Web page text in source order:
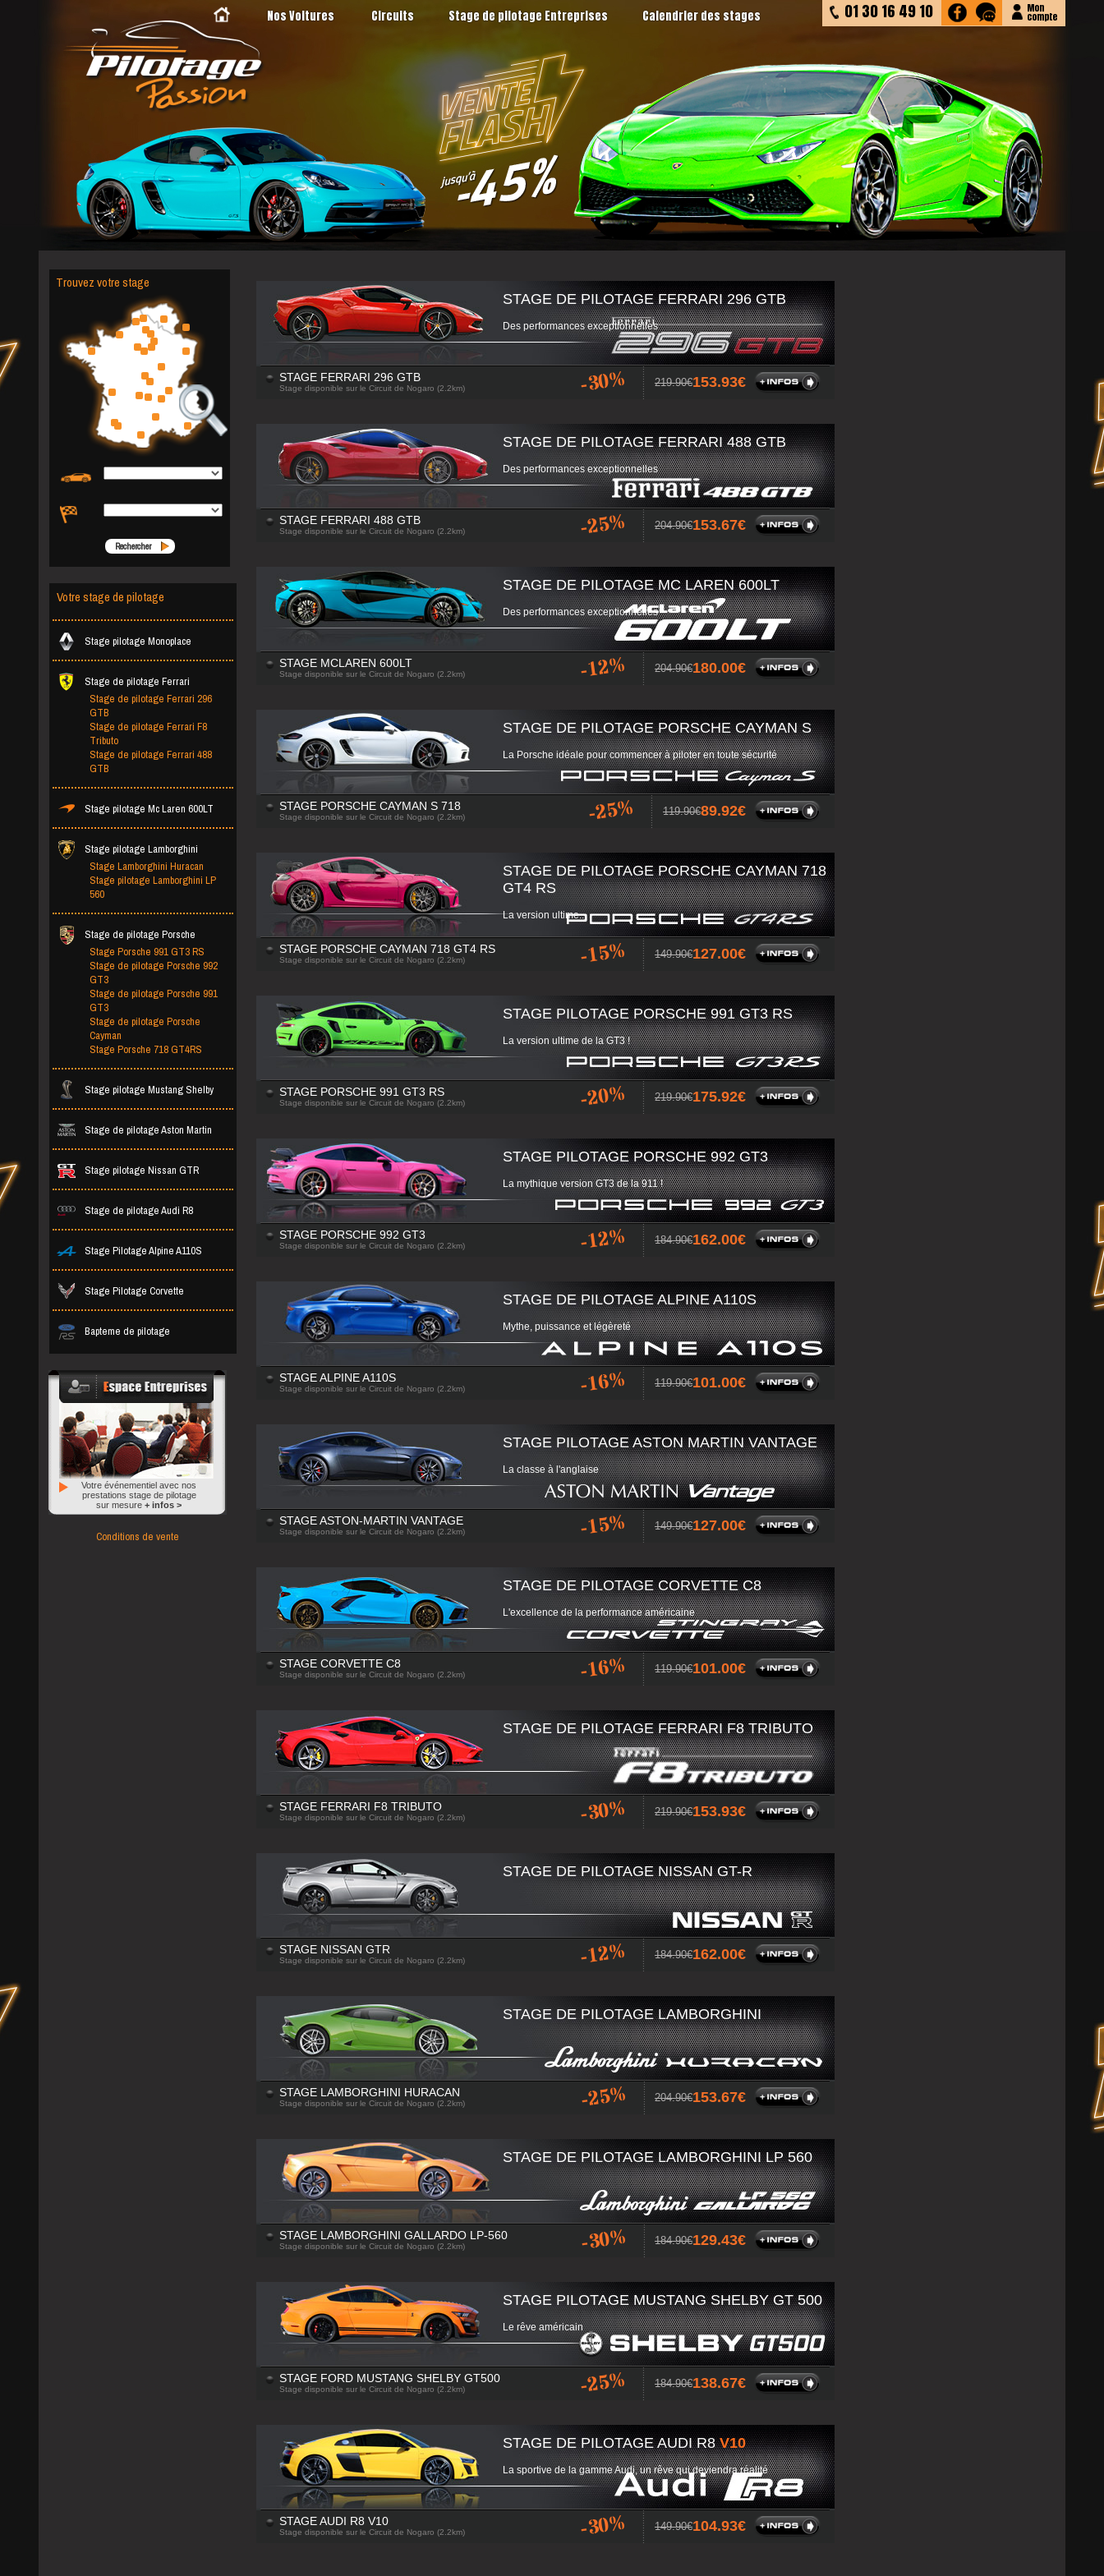
Nos Voitures Circuits Stage de pilotage Entreprises Calendrier des stages 01 30 16 49 10 Mon
compte
Trouvez votre stage
Rechercher
Votre stage de pilotage
Stage pilotage Monoplace
Stage de pilotage Ferrari
Stage de pilotage Ferrari 296
GTB
Stage de pilotage Ferrari F8
Tributo
Stage de pilotage Ferrari 488
GTB
Stage pilotage Mc Laren 600LT
Stage pilotage Lamborghini
Stage Lamborghini Huracan
Stage pilotage Lamborghini LP
560
Stage de pilotage Porsche
Stage Porsche 991 GT3 RS
Stage de pilotage Porsche 992
GT3
Stage de pilotage Porsche 991
GT3
Stage de pilotage Porsche
Cayman
Stage Porsche 718 GT4RS
Stage pilotage Mustang Shelby
Stage de pilotage Aston Martin
Stage pilotage Nissan GTR
Stage de pilotage Audi R8
Stage Pilotage Alpine A110S
Stage Pilotage Corvette
Bapteme de pilotage
Votre événementiel avec nos
prestations stage de pilotage
sur mesure + infos >
Conditions de vente
STAGE DE PILOTAGE FERRARI 296 GTB
Des performances exceptionnelles
STAGE FERRARI 296 GTB
Stage disponible sur le Circuit de Nogaro (2.2km) -30% 219.90153.93
STAGE DE PILOTAGE FERRARI 488 GTB
Des performances exceptionnelles
STAGE FERRARI 488 GTB
Stage disponible sur le Circuit de Nogaro (2.2km) -25% 204.90153.67
STAGE DE PILOTAGE MC LAREN 600LT
Des performances exceptionnelles
STAGE MCLAREN 600LT
Stage disponible sur le Circuit de Nogaro (2.2km) -12% 204.90180.00
STAGE DE PILOTAGE PORSCHE CAYMAN S
La Porsche idéale pour commencer à piloter en toute sécurité
STAGE PORSCHE CAYMAN S 718
Stage disponible sur le Circuit de Nogaro (2.2km) -25% 119.9089.92
STAGE DE PILOTAGE PORSCHE CAYMAN 718
GT4 RS
La version ultime...
STAGE PORSCHE CAYMAN 718 GT4 RS
Stage disponible sur le Circuit de Nogaro (2.2km) -15% 149.90127.00
STAGE PILOTAGE PORSCHE 991 GT3 RS
La version ultime de la GT3 !
STAGE PORSCHE 991 GT3 RS
Stage disponible sur le Circuit de Nogaro (2.2km) -20% 219.90175.92
STAGE PILOTAGE PORSCHE 992 GT3
La mythique version GT3 de la 911 !
STAGE PORSCHE 992 GT3
Stage disponible sur le Circuit de Nogaro (2.2km) -12% 184.90162.00
STAGE DE PILOTAGE ALPINE A110S
Mythe, puissance et légèreté
STAGE ALPINE A110S
Stage disponible sur le Circuit de Nogaro (2.2km) -16% 119.90101.00
STAGE PILOTAGE ASTON MARTIN VANTAGE
La classe à l'anglaise
STAGE ASTON-MARTIN VANTAGE
Stage disponible sur le Circuit de Nogaro (2.2km) -15% 149.90127.00
STAGE DE PILOTAGE CORVETTE C8
L'excellence de la performance américaine
STAGE CORVETTE C8
Stage disponible sur le Circuit de Nogaro (2.2km) -16% 119.90101.00
STAGE DE PILOTAGE FERRARI F8 TRIBUTO
STAGE FERRARI F8 TRIBUTO
Stage disponible sur le Circuit de Nogaro (2.2km) -30% 219.90153.93
STAGE DE PILOTAGE NISSAN GT-R
STAGE NISSAN GTR
Stage disponible sur le Circuit de Nogaro (2.2km) -12% 184.90162.00
STAGE DE PILOTAGE LAMBORGHINI
STAGE LAMBORGHINI HURACAN
Stage disponible sur le Circuit de Nogaro (2.2km) -25% 204.90153.67
STAGE DE PILOTAGE LAMBORGHINI LP 560
STAGE LAMBORGHINI GALLARDO LP-560
Stage disponible sur le Circuit de Nogaro (2.2km) -30% 184.90129.43
STAGE PILOTAGE MUSTANG SHELBY GT 500
Le rêve américain
STAGE FORD MUSTANG SHELBY GT500
Stage disponible sur le Circuit de Nogaro (2.2km) -25% 184.90138.67
STAGE DE PILOTAGE AUDI R8V10
La sportive de la gamme Audi, un rêve qui deviendra réalité
STAGE AUDI R8 V10
Stage disponible sur le Circuit de Nogaro (2.2km) -30% 149.90104.93